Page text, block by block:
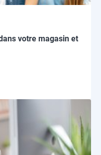
votre magasin et